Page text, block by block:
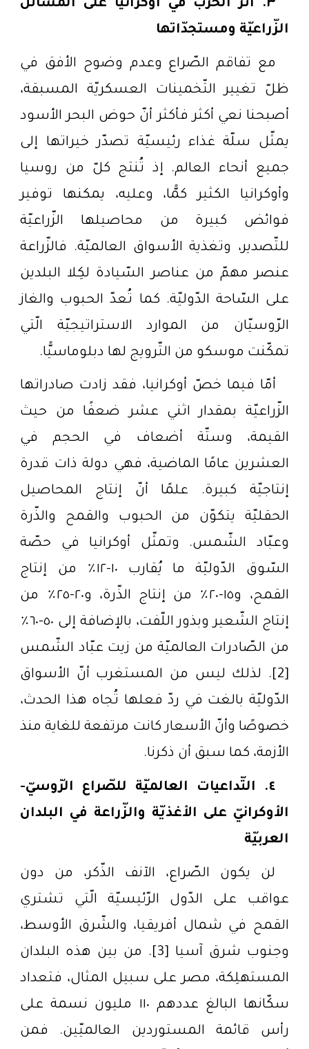
٣.
أثر الحرب في أوكرانيا على المسائل
الزّراعيّة ومستجدّاتها
مع تفاقم الصّراع وعدم وضوح الأفق في
ظلّ تغيير التّخمينات العسكريّة المسبقة،
أصبحنا نعي أكثر فأكثر أنّ حوض البحر الأسود
يمثّل سلّة غذاء رئيسيّة تصدّر خيراتها إلى
جميع أنحاء العالم. إذ تُنتج كلّ من روسيا
وأوكرانيا الكثير كمًّا، وعليه، يمكنها توفير
فوائض كبيرة من محاصيلها الزّراعيّة
للتّصدير، وتغذية الأسواق العالميّة. فالزّراعة
عنصر مهمّ من عناصر السّيادة لكِلا البلدين
على السّاحة الدّوليّة. كما تُعدّ الحبوب والغاز
الرّوسيّان من الموارد الاستراتيجيّة الّتي
تمكّنت موسكو من التّرويج لها دبلوماسيًّا.
أمّا فيما خصّ أوكرانيا، فقد زادت صادراتها
الزّراعيّة بمقدار اثني عشر ضعفًا من حيث
القيمة، وستّة أضعاف في الحجم في
العشرين عامًا الماضية، فهي دولة ذات قدرة
إنتاجيّة كبيرة. علمًا أنّ إنتاج المحاصيل
الحقليّة يتكوّن من الحبوب والقمح والذّرة
وعبّاد الشّمس. وتمثّل أوكرانيا في حصّة
السّوق الدّوليّة ما يُقارب ١٠-١٢٪ من إنتاج
القمح، و١٥-٢٠٪ من إنتاج الذّرة، و٢٠-٢٥٪ من
إنتاج الشّعير وبذور اللّفت، بالإضافة إلى ٥٠-٦٠٪
من الصّادرات العالميّة من زيت عبّاد الشّمس
[2]. لذلك ليس من المستغرب أنّ الأسواق
الدّوليّة بالغت في ردّ فعلها تُجاه هذا الحدث،
خصوصًا وأنّ الأسعار كانت مرتفعة للغاية منذ
الأزمة، كما سبق أن ذكرنا.
٤.
التّداعيات العالميّة للصّراع الرّوسيّ-
الأوكرانيّ على الأغذيّة والزّراعة في البلدان
العربيّة
لن يكون الصّراع، الآنف الذّكر، من دون
عواقب على الدّول الرّئيسيّة الّتي تشتري
القمح في شمال أفريقيا، والشّرق الأوسط،
وجنوب شرق آسيا [3]. من بين هذه البلدان
المستهلِكة، مصر على سبيل المثال، فتعداد
سكّانها البالغ عددهم ١١٠ مليون نسمة على
رأس قائمة المستوردين العالميّين. فمن